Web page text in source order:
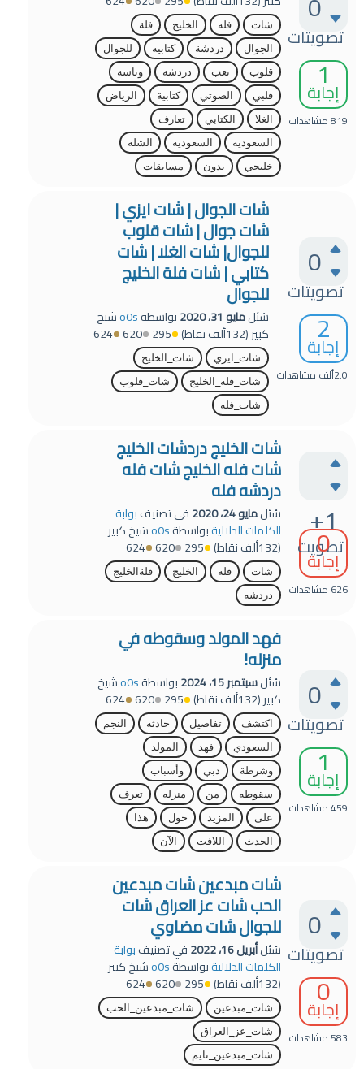
تصويتات
1
إجابة
819مشاهدات
شات فله الخليج
فلة
الجوال
دردشة كتابيه
للجوال
قلوب
تعب دردشه
وناسه
قلبي
الصوتي كتابية
الرياض
الغلا
الكتابي
تعارف
السعوديه
السعودية
الشله
خليجي
بدون مسابقات
0
تصويتات
2
إجابة
2.0ألف مشاهدات
شات الجوال | شات ايزي |
شات جوال | شات قلوب
للجوال| شات الغلا | شات
كتابي | شات فلة الخليج
للجوال
سُئلمايو 31، 2020 بواسطةo0sشيخ
كبير(132ألف نقاط) 295
620
624
شات_ايزي
شات_الخليج
شات_فله_الخليج
شات_قلوب
شات_فله
+1
تصويت
0
إجابة
626 مشاهدات
شات الخليج دردشات الخليج
شات فله الخليج شات فله
دردشه فله
سُئلمايو 24، 2020 في تصنيفبوابة
الكلمات الدلاليةبواسطةo0sشيخ كبير
(132ألف نقاط) 295
620
624
شات فله الخليج
فلةالخليج
دردشه
0
تصويتات
1
إجابة
459مشاهدات
فهد المولد وسقوطه في
منزله!
سُئلسبتمبر 15، 2024 بواسطةo0sشيخ
كبير(132ألف نقاط) 295
620
624
اكتشف تفاصيل حادثه
النجم
السعودي
فهد
المولد
وشرطة
دبي
وأسباب
سقوطه
من منزله
تعرف
على
المزيد حول
هذا
الحدث
اللافت الآن
0
تصويتات
0
إجابة
583مشاهدات
شات مبدعين شات مبدعين
الحب شات عز العراق شات
للجوال شات مضاوي
سُئلأبريل 16، 2022 في تصنيفبوابة
الكلمات الدلاليةبواسطةo0sشيخ كبير
(132ألف نقاط) 295
620
624
شات_مبدعين
شات_مبدعين_الحب
شات_عز_العراق
شات_مبدعين_تايم